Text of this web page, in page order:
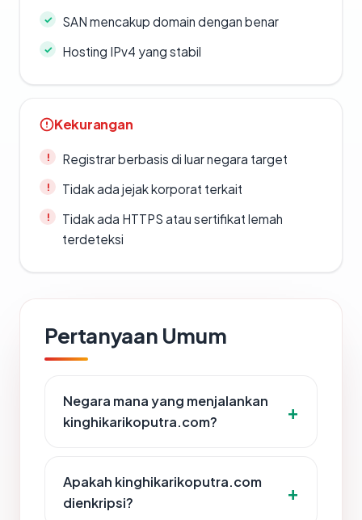
SAN mencakup domain dengan benar
Hosting IPv4 yang stabil
Kekurangan
Registrar berbasis di luar negara target
Tidak ada jejak korporat terkait
Tidak ada HTTPS atau sertifikat lemah
terdeteksi
Pertanyaan Umum
Negara mana yang menjalankan
kinghikarikoputra.com?
Apakah kinghikarikoputra.com
dienkripsi?